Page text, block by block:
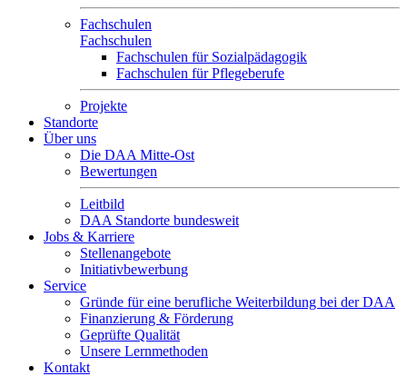
Fachschulen
Fachschulen
Fachschulen für Sozialpädagogik
Fachschulen für Pflegeberufe
Projekte
Standorte
Über uns
Die DAA Mitte-Ost
Bewertungen
Leitbild
DAA Standorte bundesweit
Jobs & Karriere
Stellenangebote
Initiativbewerbung
Service
Gründe für eine berufliche Weiterbildung bei der DAA
Finanzierung & Förderung
Geprüfte Qualität
Unsere Lernmethoden
Kontakt